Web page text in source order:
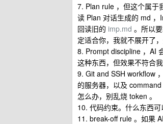
7. Plan rule ，但这个属于
读 Plan 对话生成的 md ，
回读旧的 imp.md 。所以
定适合你，我就不展开了
8. Prompt discipline ，AI
这种东西，但效果不符合我
9. Git and SSH workflow
的服务器，以及
怎么办，别乱烧 token 。
10. 代码约束。什么东西
11. break-off rule 。如果